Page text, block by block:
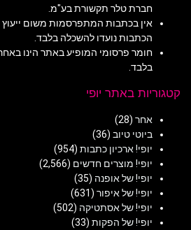
חברת טלר תקשורת בע"מ.
אין בכתבות המתפרסמות משום ייעוץ
הכתבות נועדו להשכלה בלבד.
חומר פרסומי המופיע באתר הינו
בלבד.
קטגוריות באתר יופי
אחר (28)
ביוטי טיוב (36)
יופי! ארכיון כתבות (954)
יופי! מוצרים חדשים (2,566)
יופי! של אופנה (35)
יופי! של איפור (631)
יופי! של אסתטיקה (502)
יופי! של הפקות (33)